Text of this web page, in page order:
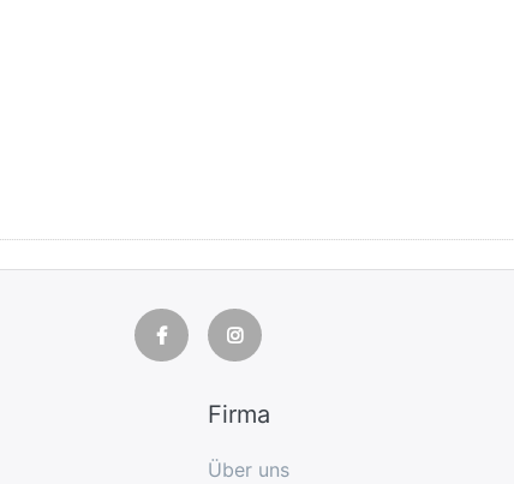
Firma
Über uns